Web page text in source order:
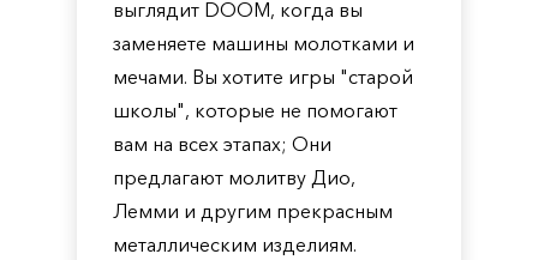
выглядит DOOM, когда вы
заменяете машины молотками и
мечами. Вы хотите игры "старой
школы", которые не помогают
вам на всех этапах; Они
предлагают молитву Дио,
Лемми и другим прекрасным
металлическим изделиям.